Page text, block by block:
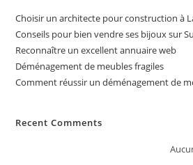
Choisir un architecte pour construction à
Conseils pour bien vendre ses bijoux sur
Reconnaître un excellent annuaire web
Déménagement de meubles fragiles
Comment réussir un déménagement de
Recent Comments